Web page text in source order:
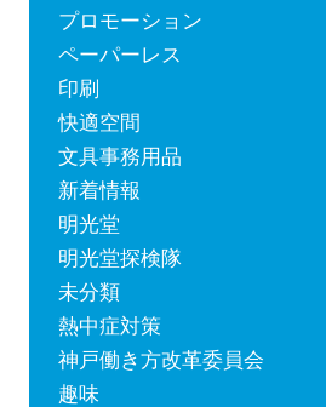
プロモーション
ペーパーレス
印刷
快適空間
文具事務用品
新着情報
明光堂
明光堂探検隊
未分類
熱中症対策
神戸働き方改革委員会
趣味